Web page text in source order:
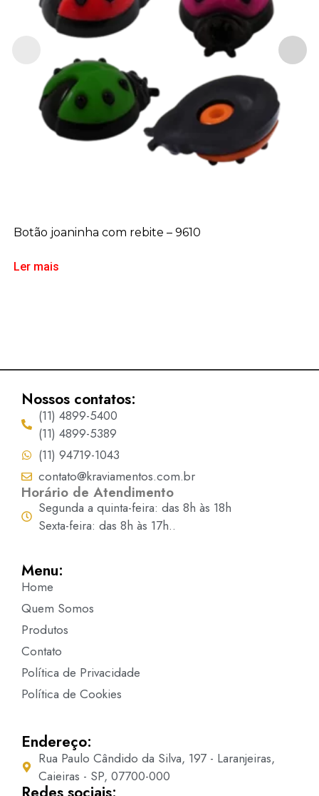
Botão joaninha com rebite – 9610
Ler mais
Nossos contatos:
(11) 4899-5400
(11) 4899-5389
(11) 94719-1043
contato@kraviamentos.com.br
Horário de Atendimento
Segunda a quinta-feira: das 8h às 18h
Sexta-feira: das 8h às 17h..
Menu:
Home
Quem Somos
Produtos
Contato
Política de Privacidade
Política de Cookies
Endereço:
Rua Paulo Cândido da Silva, 197 - Laranjeiras,
Caieiras - SP, 07700-000